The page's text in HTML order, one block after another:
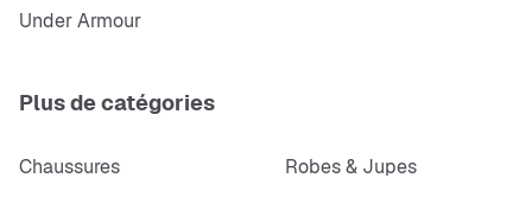
Under Armour
Plus de catégories
Chaussures
Robes & Jupes